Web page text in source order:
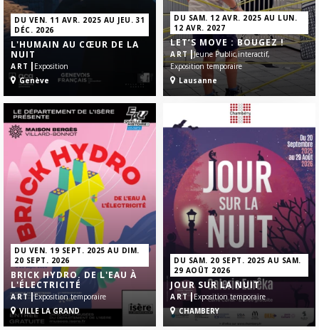
DU VEN. 11 AVR. 2025 AU JEU. 31
DÉC. 2026
L'HUMAIN AU CŒUR DE LA
NUIT
ART | Exposition
Genève
DU SAM. 12 AVR. 2025 AU LUN.
12 AVR. 2027
LET’S MOVE : BOUGEZ !
ART|Jeune Public,interactif,
Exposition temporaire
Lausanne
DU VEN. 19 SEPT. 2025 AU DIM.
20 SEPT. 2026
BRICK HYDRO. DE L'EAU À
L'ÉLECTRICITÉ
ART|Exposition temporaire
VILLE LA GRAND
DU SAM. 20 SEPT. 2025 AU SAM.
29 AOÛT 2026
JOUR SUR LA NUIT
ART|Exposition temporaire
CHAMBERY